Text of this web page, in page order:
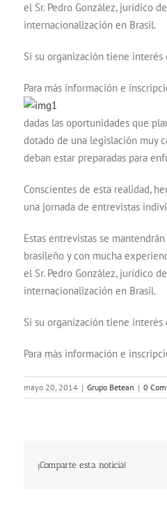
el Sr. Pedro González, jurídico
internacionalización en Brasil.
Si su organización tiene
Para más información e
dadas las oportunidades que
dotado de una legislación muy
deban estar preparadas para
Conscientes de esta realidad,
una jornada de entrevistas
Estas entrevistas se
brasileño y con mucha
el Sr. Pedro González, jurídico
internacionalización en Brasil.
Si su organización tiene
Para más información e
mayo 20, 2014 | Grupo Betean | 0
¡Comparte esta noticia!